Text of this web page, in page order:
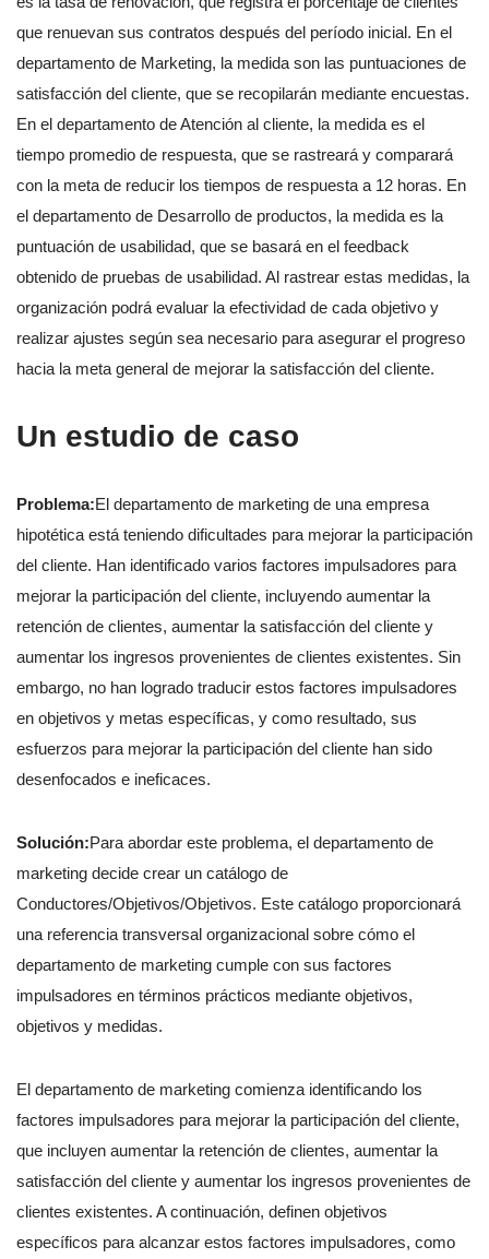
que renuevan sus contratos después del período inicial. En el
departamento de Marketing, la medida son las puntuaciones de
satisfacción del cliente, que se recopilarán mediante encuestas.
En el departamento de Atención al cliente, la medida es el
tiempo promedio de respuesta, que se rastreará y comparará
con la meta de reducir los tiempos de respuesta a 12 horas. En
el departamento de Desarrollo de productos, la medida es la
puntuación de usabilidad, que se basará en el feedback
obtenido de pruebas de usabilidad. Al rastrear estas medidas, la
organización podrá evaluar la efectividad de cada objetivo y
realizar ajustes según sea necesario para asegurar el progreso
hacia la meta general de mejorar la satisfacción del cliente.
Un estudio de caso
Problema:El departamento de marketing de una empresa
hipotética está teniendo dificultades para mejorar la participación
del cliente. Han identificado varios factores impulsadores para
mejorar la participación del cliente, incluyendo aumentar la
retención de clientes, aumentar la satisfacción del cliente y
aumentar los ingresos provenientes de clientes existentes. Sin
embargo, no han logrado traducir estos factores impulsadores
en objetivos y metas específicas, y como resultado, sus
esfuerzos para mejorar la participación del cliente han sido
desenfocados e ineficaces.
Solución:Para abordar este problema, el departamento de
marketing decide crear un catálogo de
Conductores/Objetivos/Objetivos. Este catálogo proporcionará
una referencia transversal organizacional sobre cómo el
departamento de marketing cumple con sus factores
impulsadores en términos prácticos mediante objetivos,
objetivos y medidas.
El departamento de marketing comienza identificando los
factores impulsadores para mejorar la participación del cliente,
que incluyen aumentar la retención de clientes, aumentar la
satisfacción del cliente y aumentar los ingresos provenientes de
clientes existentes. A continuación, definen objetivos
específicos para alcanzar estos factores impulsadores, como